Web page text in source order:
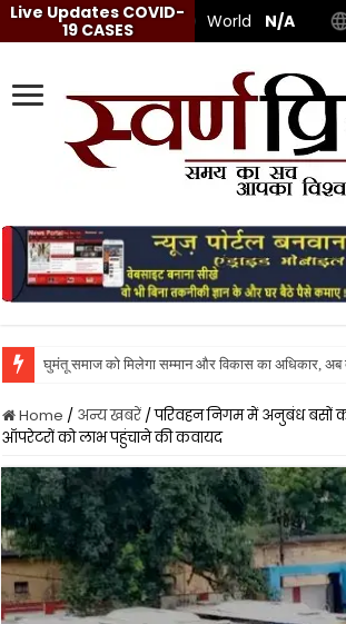
Home / अन्य खबरें /परिवहन निगम में अनुबंध बसों
ऑपरेटरों को लाभ पहुंचाने की कवायद
Live Updates COVID-
19 CASES
World N/A